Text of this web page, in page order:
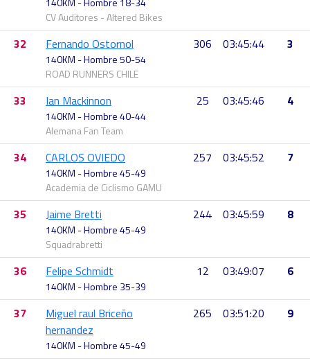
CV Auditores - Altered Bikes
32 Fernando Ostornol
140KM - Hombre 50-54
ROAD RUNNERS CHILE
306 03:45:44 3
33 Ian Mackinnon
140KM - Hombre 40-44
Alemana Fan Team
25 03:45:46 4
34 CARLOS OVIEDO
140KM - Hombre 45-49
Academia de Ciclismo GAMU
257 03:45:52 7
35 Jaime Bretti
140KM - Hombre 45-49
Squadrabretti
244 03:45:59 8
36 Felipe Schmidt
140KM - Hombre 35-39
12 03:49:07 6
37
Miguel raul Briceño
hernandez
140KM - Hombre 45-49
265 03:51:20 9